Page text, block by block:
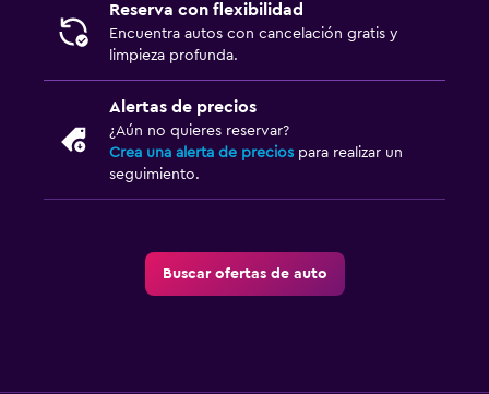
Reserva con flexibilidad
Encuentra autos con cancelación gratis y
limpieza profunda.
Alertas de precios
¿Aún no quieres reservar?
Crea una alerta de precios para realizar un
seguimiento.
Buscar ofertas de auto